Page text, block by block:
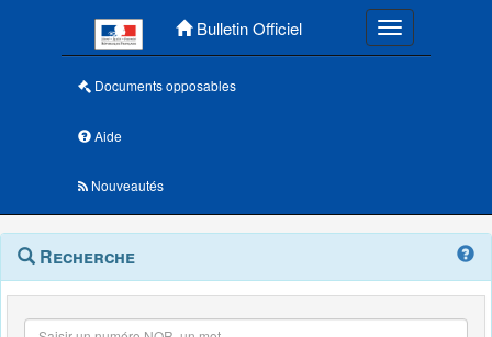
Bulletin Officiel Toggle
Documents opposables
Aide
Nouveautés
Navigation
outils
Menu
contextuel
Recherche